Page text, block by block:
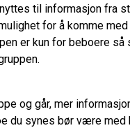
til informasjon fra
for å komme
er kun for beboere
.
og går, mer
du synes bør være med